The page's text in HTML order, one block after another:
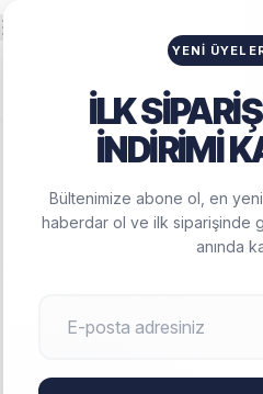
HAMILE
HAMILE EŞOFMAN
Hamile ve Lohusa Basic Eşofman
YENI
İLK
İNDİRİMİ
Bültenimize abone ol, en
haberdar ol ve ilk siparişinde
anında